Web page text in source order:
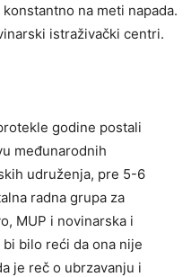
na meti napada.
istraživački centri.
godine postali
međunarodnih
udruženja, pre 5-6
radna grupa za
MUP i novinarska i
bilo reći da ona nije
je reč o ubrzavanju i